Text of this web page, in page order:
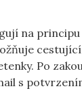
na
Po
s